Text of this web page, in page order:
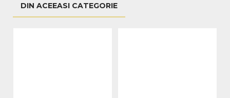
DIN ACEEASI CATEGORIE